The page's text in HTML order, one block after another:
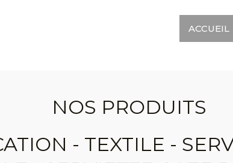
ACCUEIL
NOS PRODUITS
- TEXTILE -